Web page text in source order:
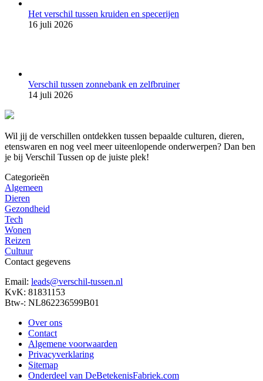
Het verschil tussen kruiden en specerijen
16 juli 2026
Verschil tussen zonnebank en zelfbruiner
14 juli 2026
Wil jij de verschillen ontdekken tussen bepaalde culturen, dieren,
etenswaren en nog veel meer uiteenlopende onderwerpen? Dan ben
je bij Verschil Tussen op de juiste plek!
Categorieën
Algemeen
Dieren
Gezondheid
Tech
Wonen
Reizen
Cultuur
Contact gegevens
Email: leads@verschil-tussen.nl
KvK: 81831153
Btw-: NL862236599B01
Over ons
Contact
Algemene voorwaarden
Privacyverklaring
Sitemap
Onderdeel van DeBetekenisFabriek.com